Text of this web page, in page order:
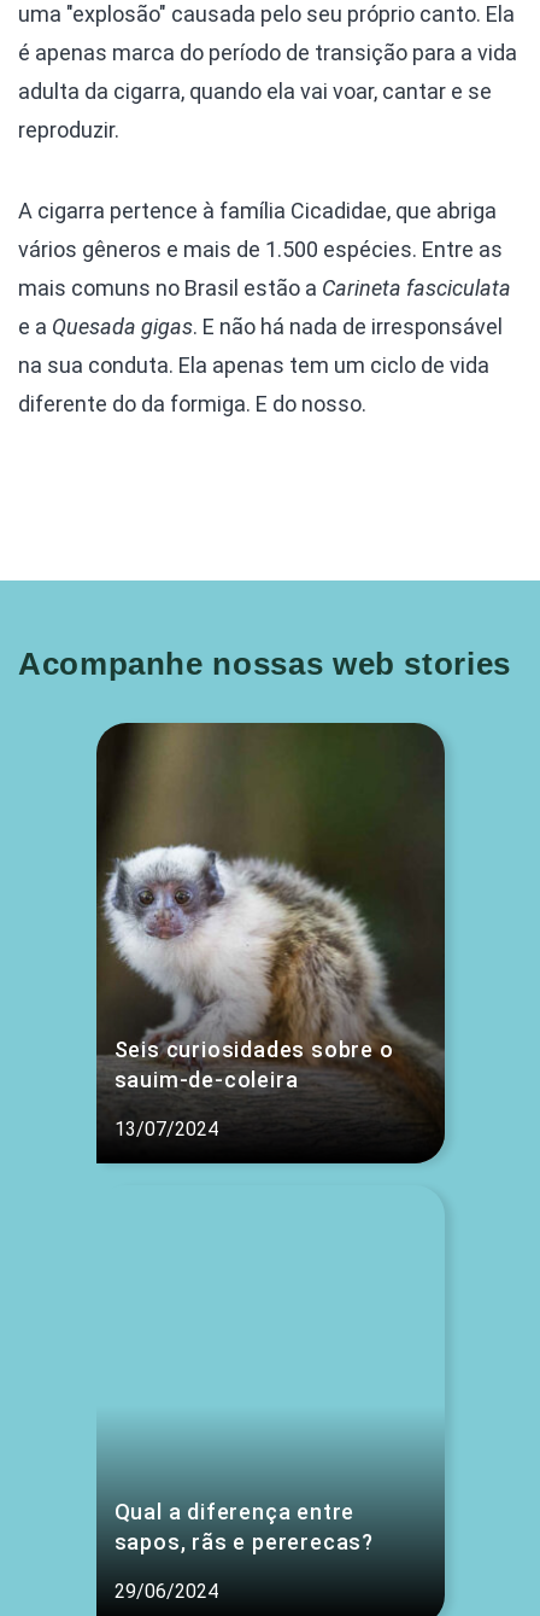
uma "explosão" causada pelo seu próprio canto. Ela
é apenas marca do período de transição para a vida
adulta da cigarra, quando ela vai voar, cantar e se
reproduzir.
A cigarra pertence à família Cicadidae, que abriga
vários gêneros e mais de 1.500 espécies. Entre as
mais comuns no Brasil estão a Carineta fasciculata
e a Quesada gigas. E não há nada de irresponsável
na sua conduta. Ela apenas tem um ciclo de vida
diferente do da formiga. E do nosso.
Acompanhe nossas web stories
Seis curiosidades sobre o
sauim-de-coleira
13/07/2024
Qual a diferença entre
sapos, rãs e pererecas?
29/06/2024